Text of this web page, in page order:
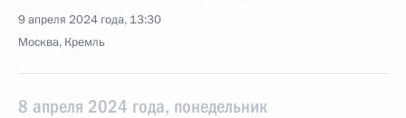
9 апреля 2024 года, 13:30
Москва, Кремль
8 апреля 2024 года, понедельник